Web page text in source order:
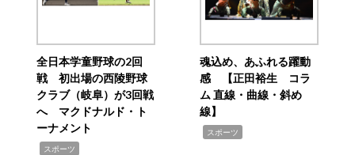
全日本学童野球の2回
戦 初出場の西陵野球
クラブ（岐阜）が3回戦
へ マクドナルド・ト
ーナメント
スポーツ
魂込め、あふれる躍動
感 【正田裕生 コラ
ム 直線・曲線・斜め
線】
スポーツ